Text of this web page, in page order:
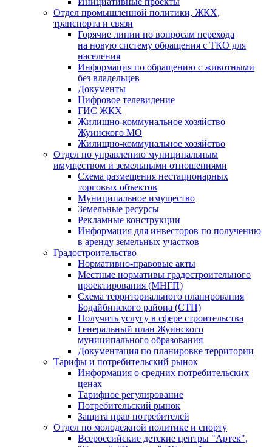
Отдел промышленной политики, ЖКХ,
транспорта и связи
Горячие линии по вопросам перехода
на новую систему обращения с ТКО для
населения
Информация по обращению с животными
без владельцев
Документы
Цифровое телевидение
ГИС ЖКХ
Жилищно-коммунальное хозяйство
Жуинского МО
Жилищно-коммунальное хозяйство
Отдел по управлению муниципальным
имуществом и земельными отношениями
Схема размещения нестационарных
торговых объектов
Муниципальное имущество
Земельные ресурсы
Рекламные конструкции
Информация для инвесторов по получению
в аренду земельных участков
Градостроительство
Нормативно-правовые акты
Местные нормативы градостроительного
проектирования (МНГП)
Схема территориального планирования
Бодайбинского района (СТП)
Получить услугу в сфере строительства
Генеральный план Жуинского
муниципального образования
Документация по планировке территории
Тарифы и потребительский рынок
Информация о средних потребительских
ценах
Тарифное регулирование
Потребительский рынок
Защита прав потребителей
Отдел по молодежной политике и спорту
Всероссийские детские центры "Артек",